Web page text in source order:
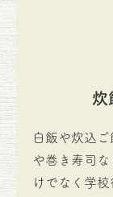
炊
白飯や炊込
や巻き寿司
けでなく学